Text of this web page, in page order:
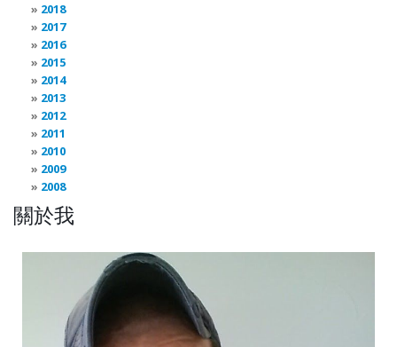
2018
2017
2016
2015
2014
2013
2012
2011
2010
2009
2008
關於我